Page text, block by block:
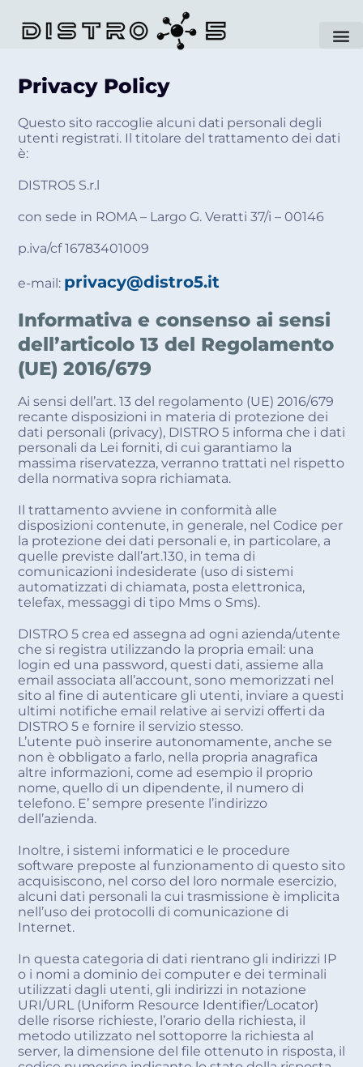
Privacy Policy
Questo sito raccoglie alcuni dati personali degli
utenti registrati. Il titolare del trattamento dei dati
è:
DISTRO5 S.r.l
con sede in ROMA – Largo G. Veratti 37/i – 00146
p.iva/cf 16783401009
e-mail: privacy@distro5.it
Informativa e consenso ai sensi
dell’articolo 13 del Regolamento
(UE) 2016/679
Ai sensi dell’art. 13 del regolamento (UE) 2016/679
recante disposizioni in materia di protezione dei
dati personali (privacy), DISTRO 5 informa che i dati
personali da Lei forniti, di cui garantiamo la
massima riservatezza, verranno trattati nel rispetto
della normativa sopra richiamata.
Il trattamento avviene in conformità alle
disposizioni contenute, in generale, nel Codice per
la protezione dei dati personali e, in particolare, a
quelle previste dall’art.130, in tema di
comunicazioni indesiderate (uso di sistemi
automatizzati di chiamata, posta elettronica,
telefax, messaggi di tipo Mms o Sms).
DISTRO 5 crea ed assegna ad ogni azienda/utente
che si registra utilizzando la propria email: una
login ed una password, questi dati, assieme alla
email associata all’account, sono memorizzati nel
sito al fine di autenticare gli utenti, inviare a questi
ultimi notifiche email relative ai servizi offerti da
DISTRO 5 e fornire il servizio stesso.
L’utente può inserire autonomamente, anche se
non è obbligato a farlo, nella propria anagrafica
altre informazioni, come ad esempio il proprio
nome, quello di un dipendente, il numero di
telefono. E’ sempre presente l’indirizzo
dell’azienda.
Inoltre, i sistemi informatici e le procedure
software preposte al funzionamento di questo sito
acquisiscono, nel corso del loro normale esercizio,
alcuni dati personali la cui trasmissione è implicita
nell’uso dei protocolli di comunicazione di
Internet.
In questa categoria di dati rientrano gli indirizzi IP
o i nomi a dominio dei computer e dei terminali
utilizzati dagli utenti, gli indirizzi in notazione
URI/URL (Uniform Resource Identifier/Locator)
delle risorse richieste, l’orario della richiesta, il
metodo utilizzato nel sottoporre la richiesta al
server, la dimensione del file ottenuto in risposta, il